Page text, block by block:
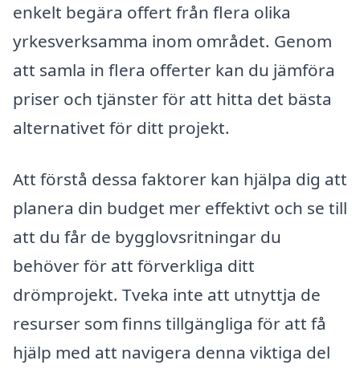
enkelt begära offert från flera olika
yrkesverksamma inom området. Genom
att samla in flera offerter kan du jämföra
priser och tjänster för att hitta det bästa
alternativet för ditt projekt.
Att förstå dessa faktorer kan hjälpa dig att
planera din budget mer effektivt och se till
att du får de bygglovsritningar du
behöver för att förverkliga ditt
drömprojekt. Tveka inte att utnyttja de
resurser som finns tillgängliga för att få
hjälp med att navigera denna viktiga del